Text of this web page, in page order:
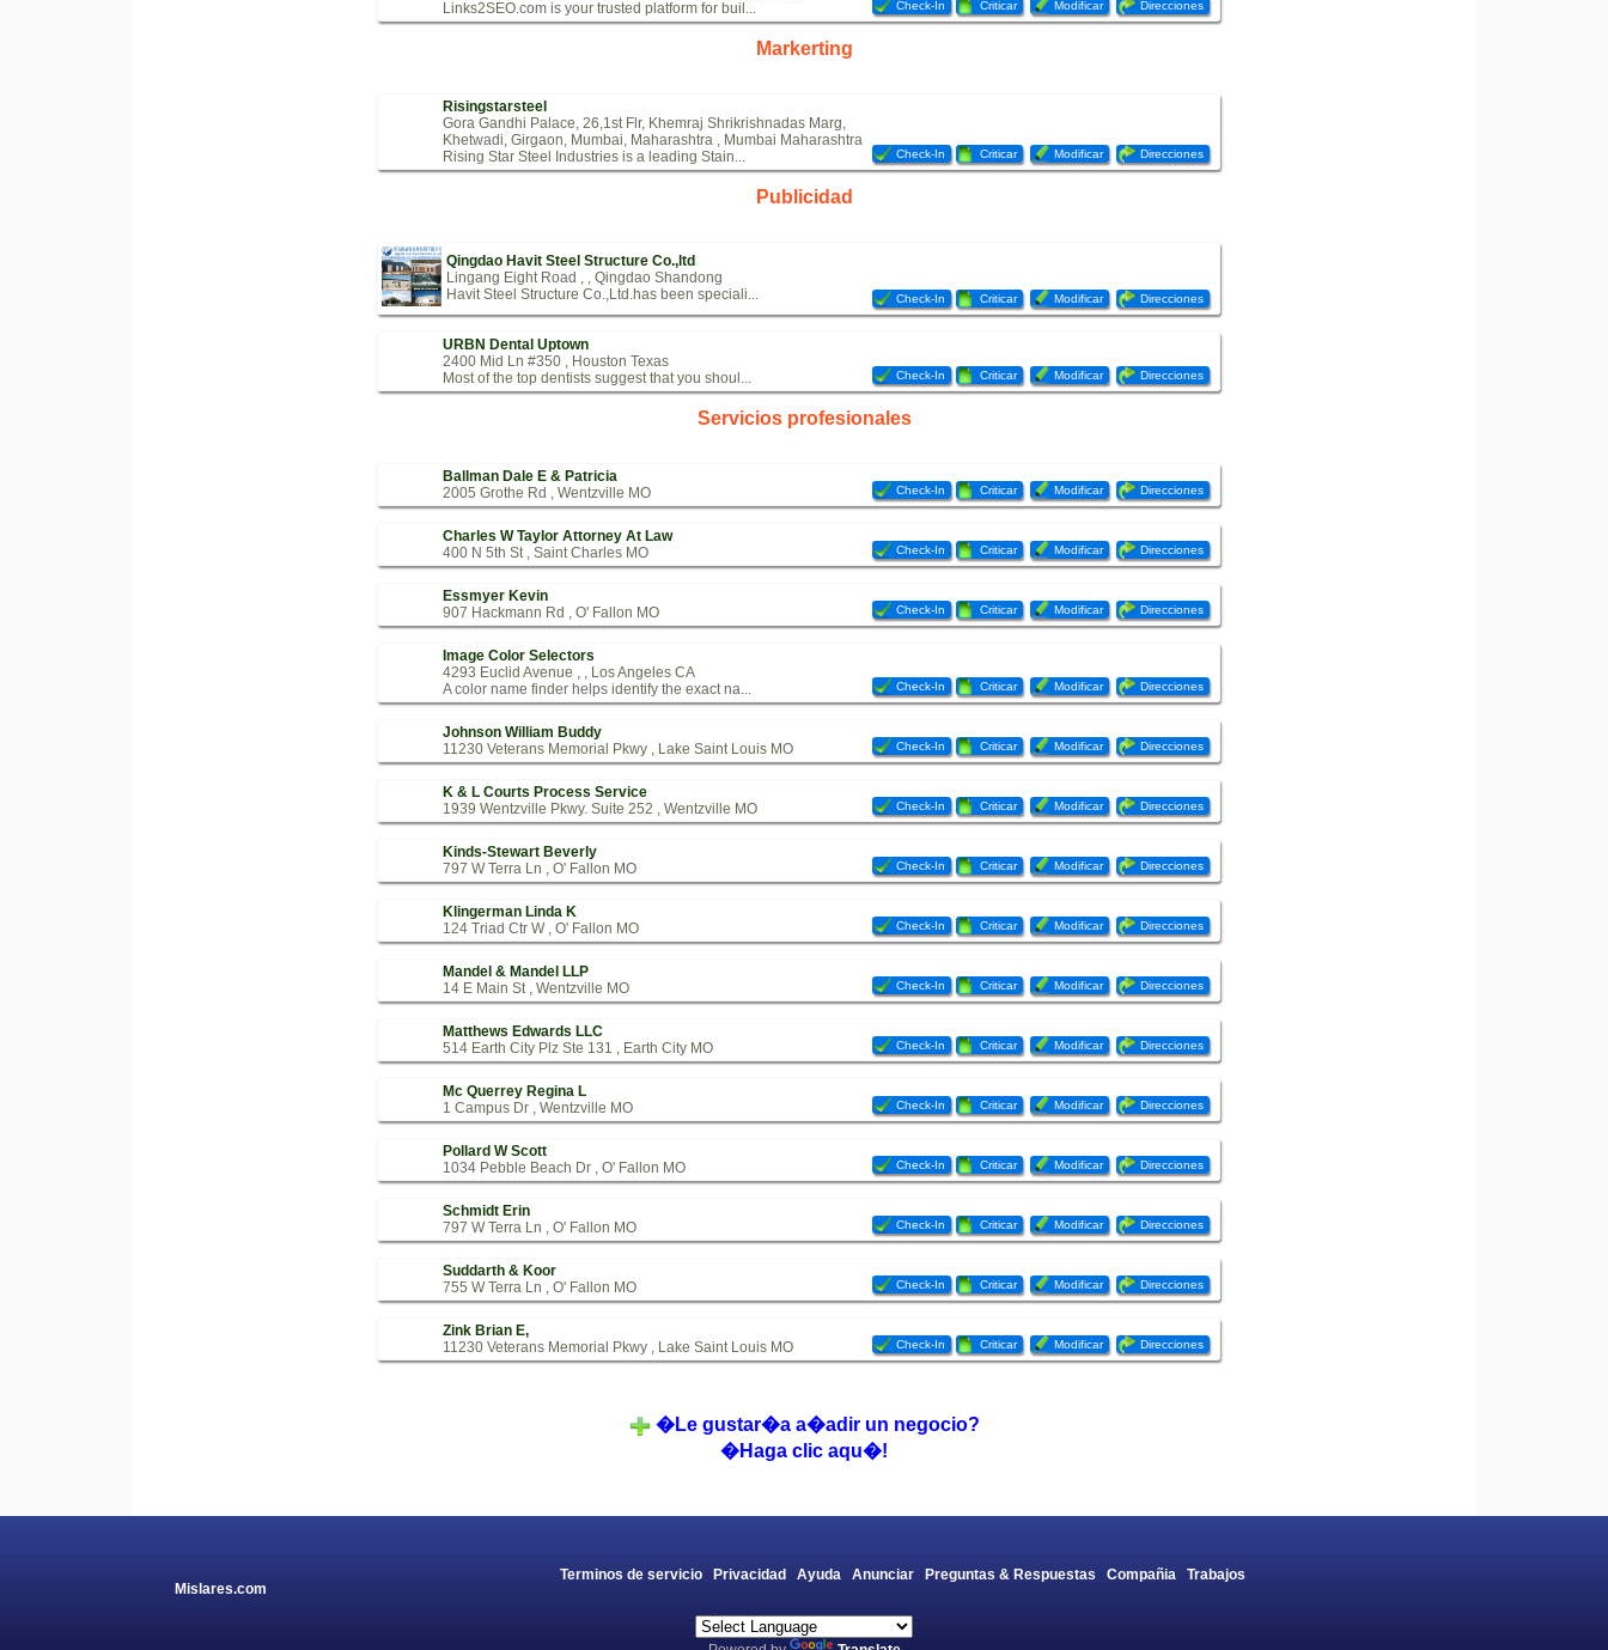
Links2SEO.com is your trusted platform for buil...
Check-In Criticar Modificar Direcciones
Markerting
Risingstarsteel
Gora Gandhi Palace, 26,1st Flr, Khemraj Shrikrishnadas Marg,
Khetwadi, Girgaon, Mumbai, Maharashtra , Mumbai Maharashtra
Rising Star Steel Industries is a leading Stain...
Check-In Criticar Modificar Direcciones
Publicidad
Qingdao Havit Steel Structure Co.,ltd
Lingang Eight Road , , Qingdao Shandong
Havit Steel Structure Co.,Ltd.has been speciali...
Check-In Criticar Modificar Direcciones
URBN Dental Uptown
2400 Mid Ln #350 , Houston Texas
Most of the top dentists suggest that you shoul...
Check-In Criticar Modificar Direcciones
Servicios profesionales
Ballman Dale E & Patricia
2005 Grothe Rd , Wentzville MO
Check-In Criticar Modificar Direcciones
Charles W Taylor Attorney At Law
400 N 5th St , Saint Charles MO
Check-In Criticar Modificar Direcciones
Essmyer Kevin
907 Hackmann Rd , O' Fallon MO
Check-In Criticar Modificar Direcciones
Image Color Selectors
4293 Euclid Avenue , , Los Angeles CA
A color name finder helps identify the exact na...
Check-In Criticar Modificar Direcciones
Johnson William Buddy
11230 Veterans Memorial Pkwy , Lake Saint Louis MO
Check-In Criticar Modificar Direcciones
K & L Courts Process Service
1939 Wentzville Pkwy. Suite 252 , Wentzville MO
Check-In Criticar Modificar Direcciones
Kinds-Stewart Beverly
797 W Terra Ln , O' Fallon MO
Check-In Criticar Modificar Direcciones
Klingerman Linda K
124 Triad Ctr W , O' Fallon MO
Check-In Criticar Modificar Direcciones
Mandel & Mandel LLP
14 E Main St , Wentzville MO
Check-In Criticar Modificar Direcciones
Matthews Edwards LLC
514 Earth City Plz Ste 131 , Earth City MO
Check-In Criticar Modificar Direcciones
Mc Querrey Regina L
1 Campus Dr , Wentzville MO
Check-In Criticar Modificar Direcciones
Pollard W Scott
1034 Pebble Beach Dr , O' Fallon MO
Check-In Criticar Modificar Direcciones
Schmidt Erin
797 W Terra Ln , O' Fallon MO
Check-In Criticar Modificar Direcciones
Suddarth & Koor
755 W Terra Ln , O' Fallon MO
Check-In Criticar Modificar Direcciones
Zink Brian E,
11230 Veterans Memorial Pkwy , Lake Saint Louis MO
Check-In Criticar Modificar Direcciones
�Le gustar�a a�adir un negocio?
�Haga clic aqu�!
Mislares.com
Terminos de servicio Privacidad Ayuda Anunciar Preguntas & Respuestas Compañia Trabajos